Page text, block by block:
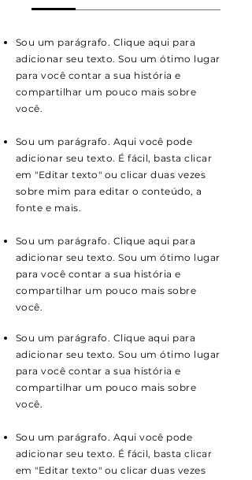
Sou um parágrafo. Clique aqui para
adicionar seu texto. Sou um ótimo lugar
para você contar a sua história e
compartilhar um pouco mais sobre
você.
Sou um parágrafo. Aqui você pode
adicionar seu texto. É fácil, basta clicar
em "Editar texto" ou clicar duas vezes
sobre mim para editar o conteúdo, a
fonte e mais.
Sou um parágrafo. Clique aqui para
adicionar seu texto. Sou um ótimo lugar
para você contar a sua história e
compartilhar um pouco mais sobre
você.
Sou um parágrafo. Clique aqui para
adicionar seu texto. Sou um ótimo lugar
para você contar a sua história e
compartilhar um pouco mais sobre
você.
Sou um parágrafo. Aqui você pode
adicionar seu texto. É fácil, basta clicar
em "Editar texto" ou clicar duas vezes